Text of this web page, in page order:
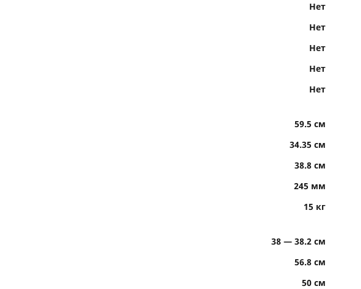
Нет
Нет
Нет
Нет
Нет
59.5 см
34.35 см
38.8 см
245 мм
15 кг
38 — 38.2 см
56.8 см
50 см